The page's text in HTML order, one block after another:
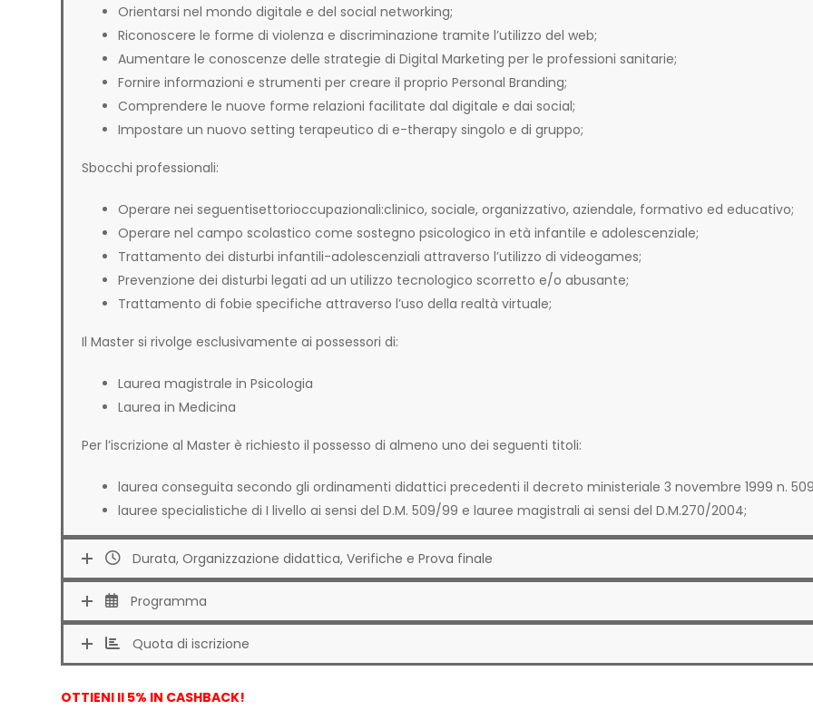
Orientarsi nel mondo digitale e del social networking;
Riconoscere le forme di violenza e discriminazione tramite l’utilizzo del web;
Aumentare le conoscenze delle strategie di Digital Marketing per le professioni sanitarie;
Fornire informazioni e strumenti per creare il proprio Personal Branding;
Comprendere le nuove forme relazioni facilitate dal digitale e dai social;
Impostare un nuovo setting terapeutico di e-therapy singolo e di gruppo;
Sbocchi professionali:
Operare nei seguentisettorioccupazionali:clinico, sociale, organizzativo, aziendale, formativo ed educativo;
Operare nel campo scolastico come sostegno psicologico in età infantile e adolescenziale;
Trattamento dei disturbi infantili-adolescenziali attraverso l’utilizzo di videogames;
Prevenzione dei disturbi legati ad un utilizzo tecnologico scorretto e/o abusante;
Trattamento di fobie specifiche attraverso l’uso della realtà virtuale;
Il Master si rivolge esclusivamente ai possessori di:
Laurea magistrale in Psicologia
Laurea in Medicina
Per l’iscrizione al Master è richiesto il possesso di almeno uno dei seguenti titoli:
laurea conseguita secondo gli ordinamenti didattici precedenti il decreto ministeriale 3 novembre 1999 n.
lauree specialistiche di I livello ai sensi del D.M. 509/99 e lauree magistrali ai sensi del D.M.270/2004;
Durata, Organizzazione didattica, Verifiche e Prova finale
Programma
Quota di iscrizione
OTTIENI Il 5% IN CASHBACK!